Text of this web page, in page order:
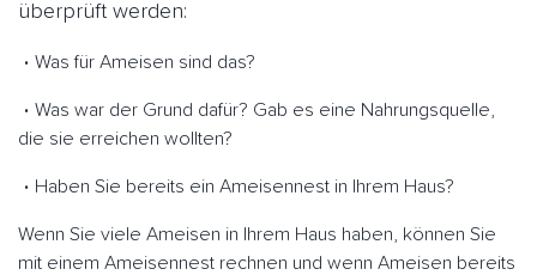
überprüft werden:
Was für Ameisen sind das?
Was war der Grund dafür? Gab es eine Nahrungsquelle,
die sie erreichen wollten?
Haben Sie bereits ein Ameisennest in Ihrem Haus?
Wenn Sie viele Ameisen in Ihrem Haus haben, können Sie
mit einem Ameisennest rechnen und wenn Ameisen bereits